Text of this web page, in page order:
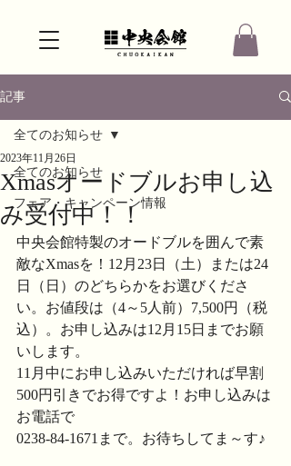
記事
全てのお知らせ
フェア・キャンペーン情報
全てのお知らせ
Xmasオードブルお申し込
み受付中！！
2023年11月26日
中央会館特製のオードブルを囲んで素
敵なXmasを！12月23日（土）または24
日（日）のどちらかをお選びくださ
い。お値段は（4～5人前）7,500円（税
込）。お申し込みは12月15日までお願
いします。
11月中にお申し込みいただければ早割
500円引きでお得ですよ！お申し込みは
お電話で
0238-84-1671まで。お待ちしてま～す♪